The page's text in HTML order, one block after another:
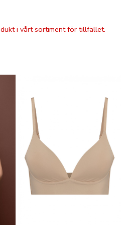
i vårt sortiment för tillfället.